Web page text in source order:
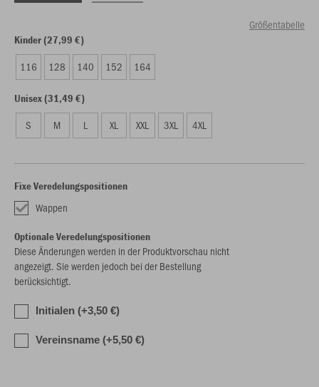
Größentabelle
Kinder (27,99 €)
116 128 140 152 164
Unisex (31,49 €)
S M L XL XXL 3XL 4XL
Fixe Veredelungspositionen
Wappen
Optionale Veredelungspositionen
Diese Änderungen werden in der Produktvorschau nicht
angezeigt. Sie werden jedoch bei der Bestellung
berücksichtigt.
Initialen (+3,50 €)
Vereinsname (+5,50 €)